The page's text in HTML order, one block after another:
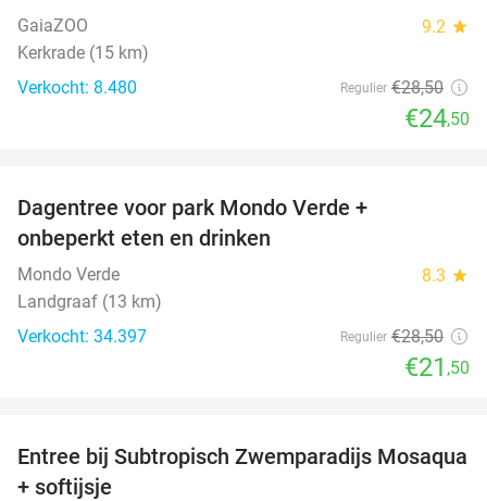
GaiaZOO 9.2 star
Kerkrade (15 km)
Verkocht: 8.480
Regulier €28,50
€24,50
Dagentree voor park Mondo Verde +
onbeperkt eten en drinken
Mondo Verde 8.3 star
Landgraaf (13 km)
Verkocht: 34.397
Regulier €28,50
€21 ,50
25%
Entree bij Subtropisch Zwemparadijs Mosaqua
+ softijsje